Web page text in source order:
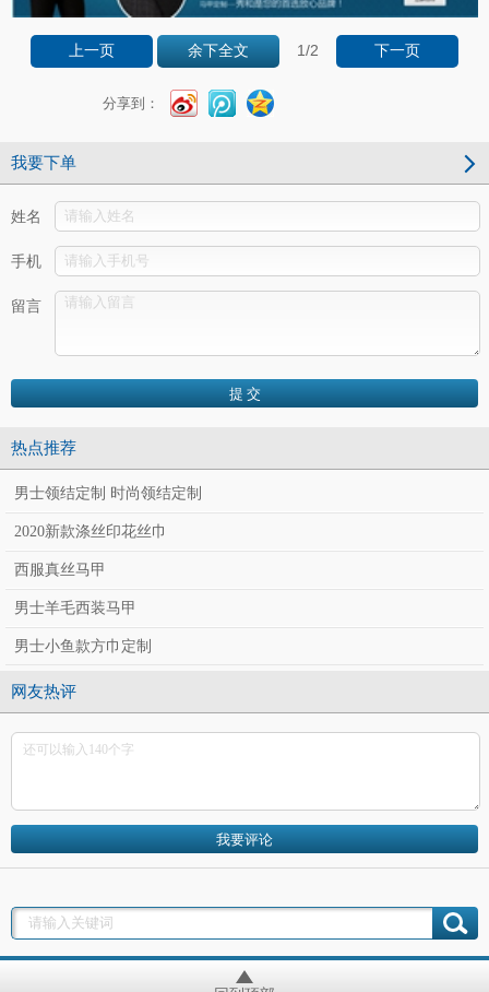
上一页 余下全文 1/2 下一页
分享到：
我要下单
姓名
手机
留言
热点推荐
男士领结定制 时尚领结定制
2020新款涤丝印花丝巾
西服真丝马甲
男士羊毛西装马甲
男士小鱼款方巾定制
网友热评